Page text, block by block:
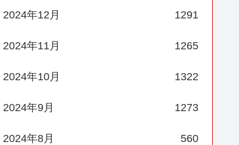
2024年12月 1291
2024年11月 1265
2024年10月 1322
2024年9月 1273
2024年8月 560